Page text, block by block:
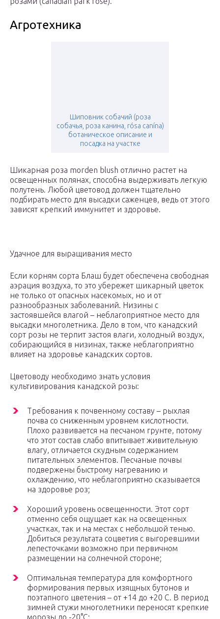
Агротехника
Шиповник собачий (роза
собачья, роза канина, rósa canína)
ботаническое описание и
посадка на участке
Шикарная роза morden blush отлично растет на
освещенных полянах, способна выдерживать легкую
полутень. Любой цветовод должен тщательно
подбирать место для высадки саженцев, ведь от этого
зависят крепкий иммунитет и здоровье.
Удачное для выращивания место
Если корням сорта Блаш будет обеспечена свободная
аэрация воздуха, то это убережет шикарный цветок
не только от опасных насекомых, но и от
разнообразных заболеваний. Низины с
застоявшейся влагой – неблагоприятное место для
высадки многолетника. Дело в том, что канадский
сорт розы не терпит застоя влаги, холодный воздух,
собирающийся в низинах, также неблагоприятно
влияет на здоровье канадских сортов.
Цветоводу необходимо знать условия
культивирования канадской розы:
Требования к почвенному составу – рыхлая
почва со сниженным уровнем кислотности.
Плохо развивается на песчаном грунте, потому
что этот состав слабо впитывает живительную
влагу, отличается скудным содержанием
питательных элементов. Песчаные почвы
подвержены быстрому нагреванию и
охлаждению, что неблагоприятно сказывается
на здоровье роз;
Хороший уровень освещенности. Этот сорт
отменно себя ощущает как на освещенных
участках, так и на местах с небольшой тенью.
Добиться результата соцветия с выгоревшими
лепесточками возможно при первичном
размещении на солнечной стороне;
Оптимальная температура для комфортного
формирования первых изящных бутонов и
поэтапного цветения – от +14 до +20 С. В период
зимней стужи многолетники переносят крепкие
морозы до -20°С;